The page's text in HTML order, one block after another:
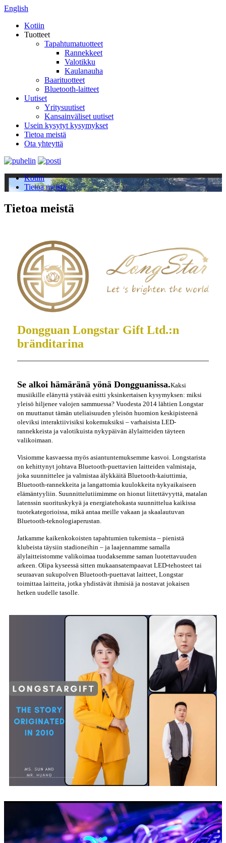
English
Kotiin
Tuotteet
Tapahtumatuotteet
Rannekkeet
Valotikku
Kaulanauha
Baarituotteet
Bluetooth-laitteet
Uutiset
Yritysuutiset
Kansainväliset uutiset
Usein kysytyt kysymykset
Tietoa meistä
Ota yhteyttä
Kotiin
Tietoa meistä
Tietoa meistä
Dongguan Longstar Gift Ltd.:n
bränditarina
Se alkoi hämäränä yönä Dongguanissa.Kaksi
musiikille elänyttä ystävää esitti yksinkertaisen kysymyksen: miksi
yleisö hiljenee valojen sammuessa? Vuodesta 2014 lähtien Longstar
on muuttanut tämän uteliaisuuden yleisön huomion keskipisteenä
oleviksi interaktiivisiksi kokemuksiksi – varhaisista LED-
rannekkeista ja valotikuista nykypäivän älylaitteiden täyteen
valikoimaan.
Visiomme kasvaessa myös asiantuntemuksemme kasvoi. Longstarista
on kehittynyt johtava Bluetooth-puettavien laitteiden valmistaja,
joka suunnittelee ja valmistaa älykkäitä Bluetooth-kaiuttimia,
Bluetooth-rannekkeita ja langattomia kuulokkeita nykyaikaiseen
elämäntyyliin. Suunnittelutiimimme on hionut liitettävyyttä, matalan
latenssin suorituskykyä ja energiatehokasta suunnittelua kaikissa
tuotekategorioissa, mikä antaa meille vakaan ja skaalautuvan
Bluetooth-teknologiaperustan.
Jatkamme kaikenkokoisten tapahtumien tukemista – pienistä
klubeista täysiin stadioneihin – ja laajennamme samalla
älylaitteistomme valikoimaa tuodaksemme saman luotettavuuden
arkeen. Olipa kyseessä sitten mukaansatempaavat LED-tehosteet tai
seuraavan sukupolven Bluetooth-puettavat laitteet, Longstar
toimittaa laitteita, jotka yhdistävät ihmisiä ja nostavat jokaisen
hetken uudelle tasolle.